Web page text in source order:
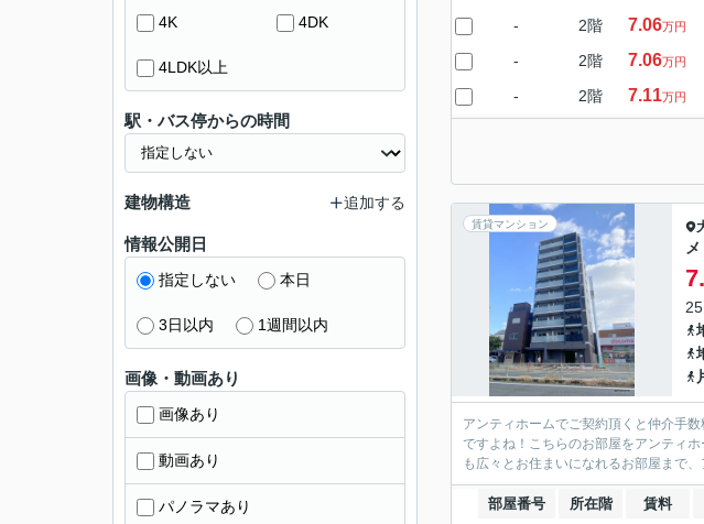
- 2階 7.06万円
- 2階 7.06万円
- 2階 7.11万円
賃貸マンション
アンティホームでご契約頂くと仲介手
ですよね！こちらのお部屋をアンティ
も広々とお住まいになれるお部屋まで
部屋番号 所在階 賃料
4K 4DK
4LDK以上
駅・バス停からの時間
建物構造 追加する
情報公開日
指定しない 本日
3日以内 1週間以内
画像・動画あり
画像あり
動画あり
パノラマあり